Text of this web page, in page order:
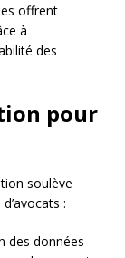
offrent
à
des
pour
soulève
:
des données